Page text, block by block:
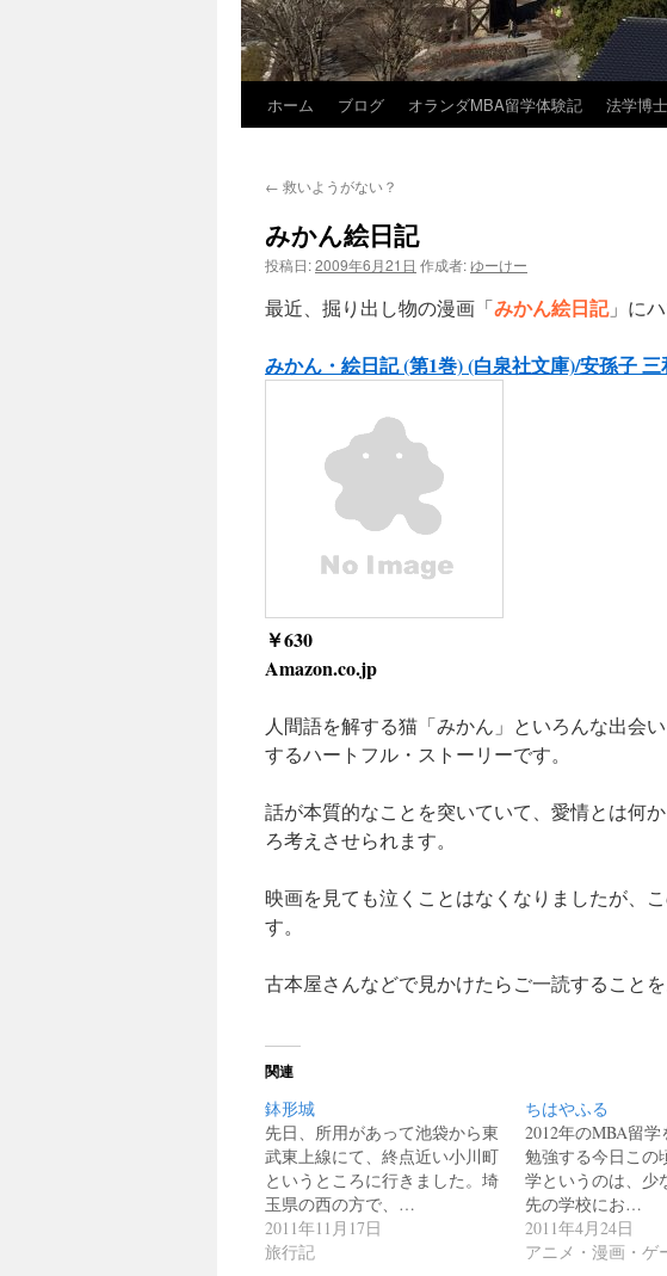
ス
ホーム ブログ オランダMBA留学体験記 法学博
← 救いようがない？
みかん絵日記
投稿日:2009年6月21日 作成者:ゆーけー
最近、掘り出し物の漫画「みかん絵日記」に
みかん・絵日記 (第1巻) (白泉社文庫)/安孫子 三
￥630
Amazon.co.jp
人間語を解する猫「みかん」といろんな出会
するハートフル・ストーリーです。
話が本質的なことを突いていて、愛情とは何
ろ考えさせられます。
映画を見ても泣くことはなくなりましたが、
す。
古本屋さんなどで見かけたらご一読することを
関連
鉢形城
先日、所用があって池袋から東
武東上線にて、終点近い小川町
というところに行きました。埼
玉県の西の方で、…
2011年11月17日
旅行記
ちはやふる
2012年のMBA留学
勉強する今日この
学というのは、少
先の学校にお…
2011年4月24日
アニメ・漫画・ゲ